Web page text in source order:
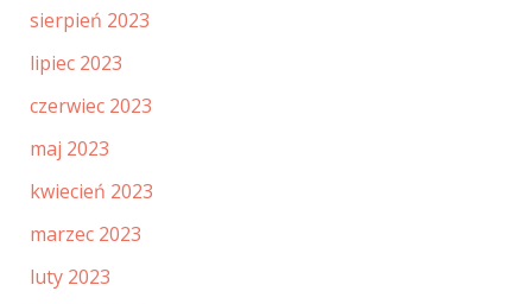
sierpień 2023
lipiec 2023
czerwiec 2023
maj 2023
kwiecień 2023
marzec 2023
luty 2023